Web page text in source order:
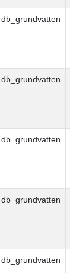
db_grundvatten
db_grundvatten
db_grundvatten
db_grundvatten
db_grundvatten